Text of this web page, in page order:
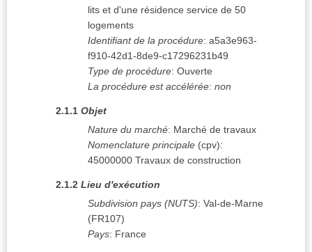
lits et d'une résidence service de 50
logements
Identifiant de la procédure: a5a3e963-
f910-42d1-8de9-c17296231b49
Type de procédure: Ouverte
La procédure est accélérée: non
2.1.1 Objet
Nature du marché: Marché de travaux
Nomenclature principale (cpv):
45000000 Travaux de construction
2.1.2 Lieu d'exécution
Subdivision pays (NUTS): Val-de-Marne
(FR107)
Pays: France